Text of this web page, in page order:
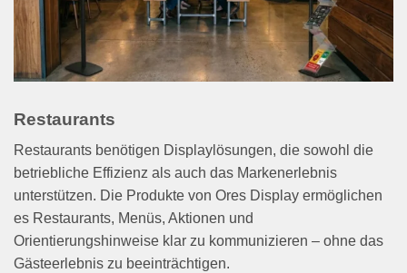
Restaurants
Restaurants benötigen Displaylösungen, die sowohl die
betriebliche Effizienz als auch das Markenerlebnis
unterstützen. Die Produkte von Ores Display ermöglichen
es Restaurants, Menüs, Aktionen und
Orientierungshinweise klar zu kommunizieren – ohne das
Gästeerlebnis zu beeinträchtigen.